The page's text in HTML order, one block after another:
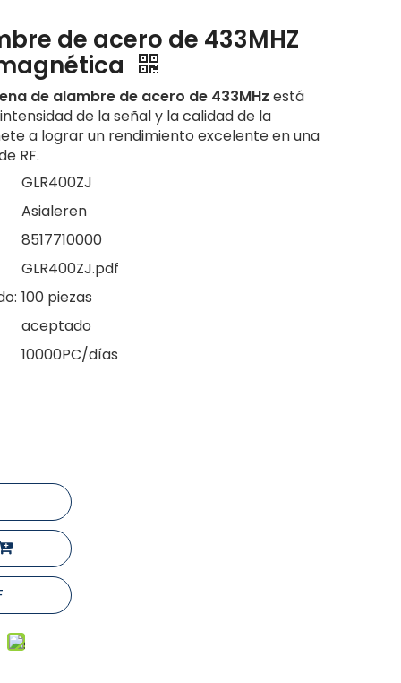
de acero de 433MHZ
de alambre de acero de 433MHz está
de la señal y la calidad de la
a lograr un rendimiento excelente en una
RF.
GLR400ZJ
Asialeren
8517710000
GLR400ZJ.pdf
100 piezas
aceptado
10000PC/días